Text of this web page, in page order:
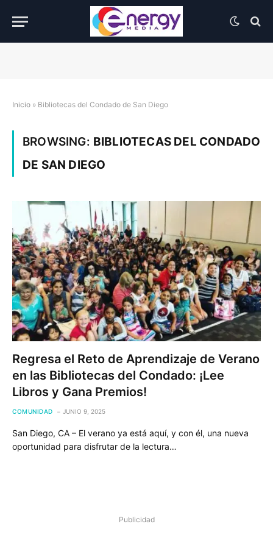
Inicio » Bibliotecas del Condado de San Diego
BROWSING: BIBLIOTECAS DEL CONDADO
DE SAN DIEGO
Regresa el Reto de Aprendizaje de Verano
en las Bibliotecas del Condado: ¡Lee
Libros y Gana Premios!
COMUNIDAD JUNIO 9, 2025
San Diego, CA – El verano ya está aquí, y con él, una nueva
oportunidad para disfrutar de la lectura…
Publicidad